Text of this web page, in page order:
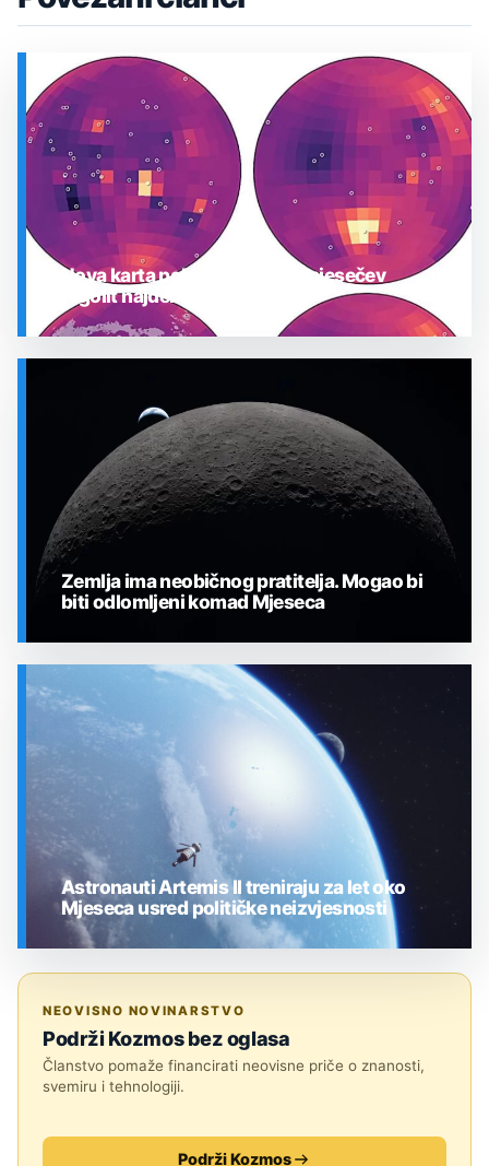
Nova karta pokazuje gdje je mjesečev
regolit najdeblji
SVEMIR
Zemlja ima neobičnog pratitelja. Mogao bi
biti odlomljeni komad Mjeseca
Astronauti Artemis II treniraju za let oko
Mjeseca usred političke neizvjesnosti
NEOVISNO NOVINARSTVO
Podrži Kozmos bez oglasa
Članstvo pomaže financirati neovisne priče o znanosti,
svemiru i tehnologiji.
Podrži Kozmos